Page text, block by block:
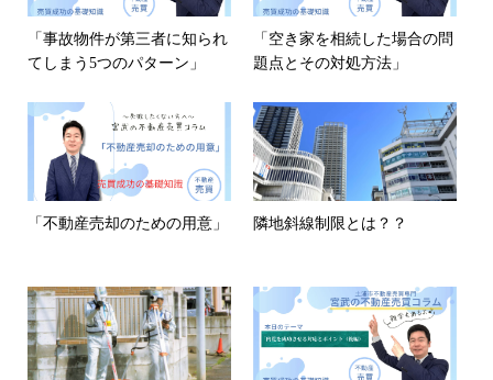
「事故物件が第三者に知られ
てしまう5つのパターン」
「空き家を相続した場合の問
題点とその対処方法」
「不動産売却のための用意」 隣地斜線制限とは？？